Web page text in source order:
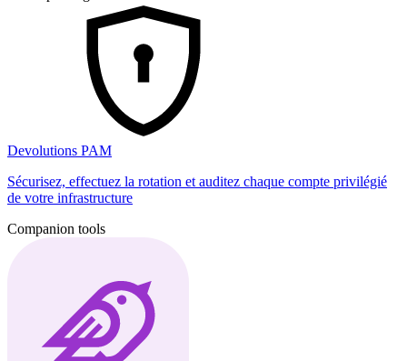
Devolutions PAM
Sécurisez, effectuez la rotation et auditez chaque compte privilégié
de votre infrastructure
Companion tools